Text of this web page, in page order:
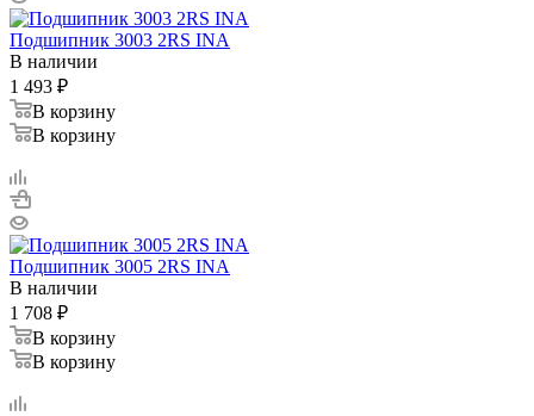
Подшипник 3003 2RS INA
В наличии
1 493 ₽
В корзину
В корзину
Подшипник 3005 2RS INA
В наличии
1 708 ₽
В корзину
В корзину